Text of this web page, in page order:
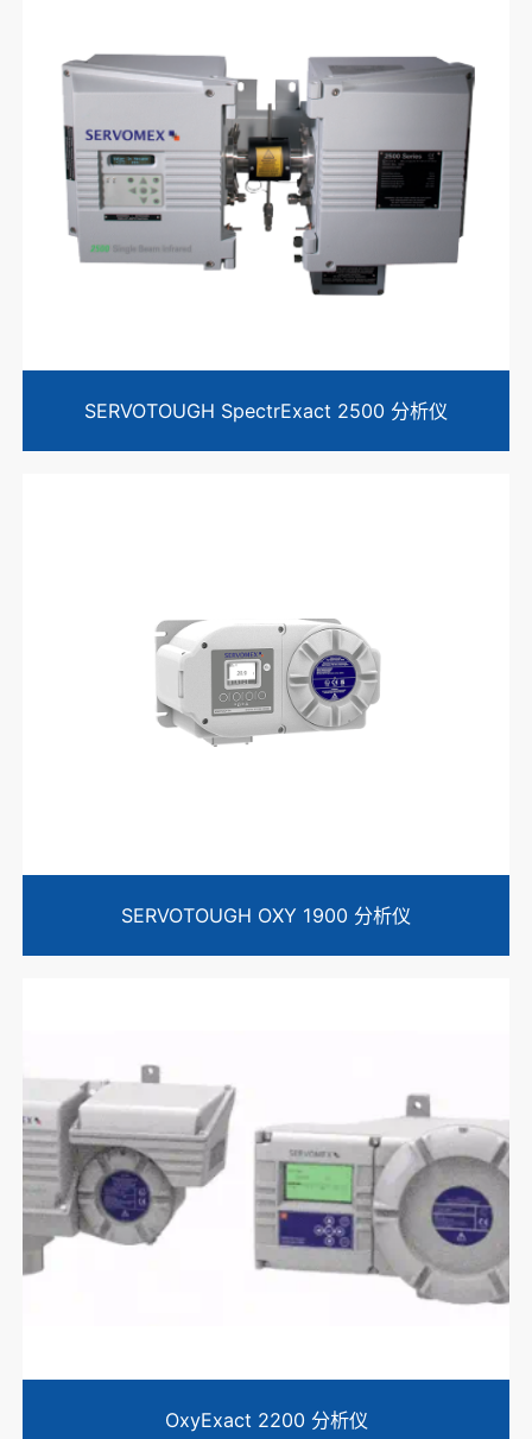
SERVOTOUGH SpectrExact 2500 分析仪
SERVOTOUGH OXY 1900 分析仪
OxyExact 2200 分析仪